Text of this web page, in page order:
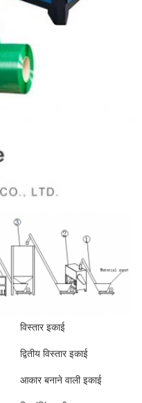
विस्तार इकाई
द्वितीय विस्तार इकाई
आकार बनाने वाली इकाई